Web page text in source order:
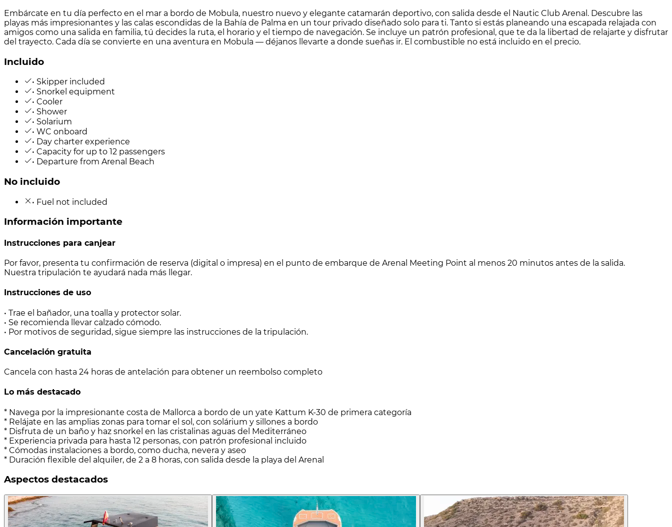
Embárcate en tu día perfecto en el mar a bordo de Mobula, nuestro nuevo y elegante catamarán deportivo, con salida desde el Nautic Club Arenal. Descubre las
playas más impresionantes y las calas escondidas de la Bahía de Palma en un tour privado diseñado solo para ti. Tanto si estás planeando una escapada relajada con
amigos como una salida en familia, tú decides la ruta, el horario y el tiempo de navegación. Se incluye un patrón profesional, que te da la libertad de relajarte y disfrutar
del trayecto. Cada día se convierte en una aventura en Mobula — déjanos llevarte a donde sueñas ir. El combustible no está incluido en el precio.
Incluido
• Skipper included
• Snorkel equipment
• Cooler
• Shower
• Solarium
• WC onboard
• Day charter experience
• Capacity for up to 12 passengers
• Departure from Arenal Beach
No incluido
• Fuel not included
Información importante
Instrucciones para canjear
Por favor, presenta tu confirmación de reserva (digital o impresa) en el punto de embarque de Arenal Meeting Point al menos 20 minutos antes de la salida.
Nuestra tripulación te ayudará nada más llegar.
Instrucciones de uso
• Trae el bañador, una toalla y protector solar.
• Se recomienda llevar calzado cómodo.
• Por motivos de seguridad, sigue siempre las instrucciones de la tripulación.
Cancelación gratuita
Cancela con hasta 24 horas de antelación para obtener un reembolso completo
Lo más destacado
* Navega por la impresionante costa de Mallorca a bordo de un yate Kattum K-30 de primera categoría
* Relájate en las amplias zonas para tomar el sol, con solárium y sillones a bordo
* Disfruta de un baño y haz snorkel en las cristalinas aguas del Mediterráneo
* Experiencia privada para hasta 12 personas, con patrón profesional incluido
* Cómodas instalaciones a bordo, como ducha, nevera y aseo
* Duración flexible del alquiler, de 2 a 8 horas, con salida desde la playa del Arenal
Aspectos destacados